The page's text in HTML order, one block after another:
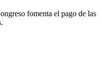
fomenta el pago de las